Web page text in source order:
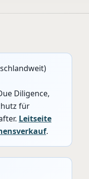
Diligence,
für
Leitseite
.